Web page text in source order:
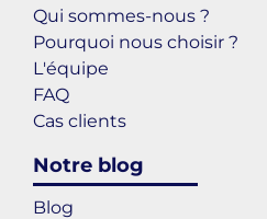
Qui sommes-nous ?
Pourquoi nous choisir ?
L'équipe
FAQ
Cas clients
Notre blog
Blog